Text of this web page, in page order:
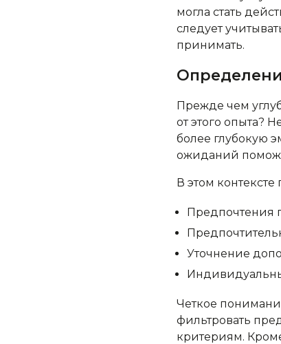
могла стать
следует
принимать.
Прежде чем
от этого опыта?
более глубокую
ожиданий
В этом
Предпочтения
Уточнение
Четкое
фильтровать
критериям.